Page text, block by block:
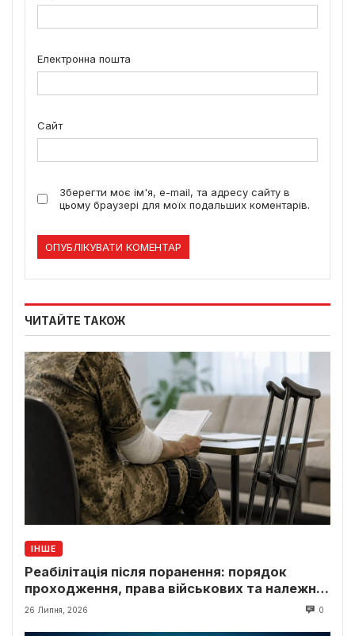
Електронна пошта
Сайт
Зберегти моє ім'я, e-mail, та адресу сайту в
цьому браузері для моїх подальших коментарів.
ЧИТАЙТЕ ТАКОЖ
ІНШЕ
Реабілітація після поранення: порядок
проходження, права військових та належні
виплати
26 Липня, 2026 0